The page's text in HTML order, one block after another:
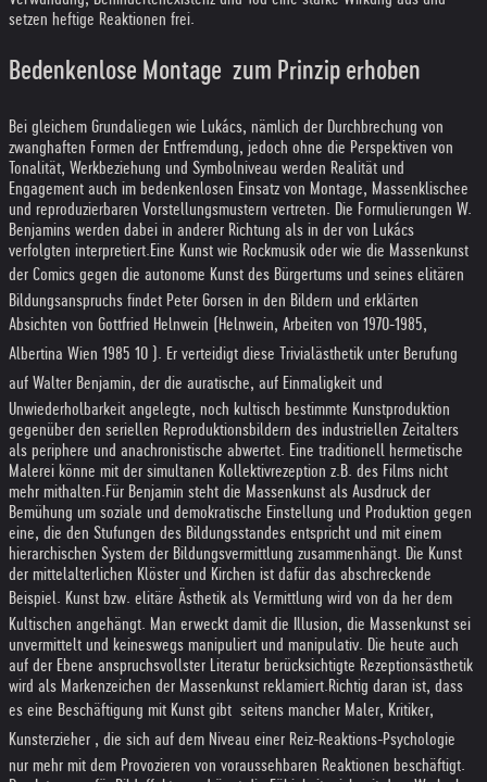
setzen heftige Reaktionen frei.
Bedenkenlose Montage  zum Prinzip erhoben
Bei gleichem Grundaliegen wie Lukács, nämlich der Durchbrechung von
zwanghaften Formen der Entfremdung, jedoch ohne die Perspektiven von
Tonalität, Werkbeziehung und Symbolniveau werden Realität und
Engagement auch im bedenkenlosen Einsatz von Montage, Massenklischee
und reproduzierbaren Vorstellungsmustern vertreten. Die Formulierungen W.
Benjamins werden dabei in anderer Richtung als in der von Lukács
verfolgten interpretiert.Eine Kunst wie Rockmusik oder wie die Massenkunst
der Comics gegen die autonome Kunst des Bürgertums und seines elitären
Bildungsanspruchs findet Peter Gorsen in den Bildern und erklärten
Absichten von Gottfried Helnwein (Helnwein, Arbeiten von 1970-1985,
Albertina Wien 1985 10 ). Er verteidigt diese Trivialästhetik unter Berufung
auf Walter Benjamin, der die auratische, auf Einmaligkeit und
Unwiederholbarkeit angelegte, noch kultisch bestimmte Kunstproduktion
gegenüber den seriellen Reproduktionsbildern des industriellen Zeitalters
als periphere und anachronistische abwertet. Eine traditionell hermetische
Malerei könne mit der simultanen Kollektivrezeption z.B. des Films nicht
mehr mithalten.Für Benjamin steht die Massenkunst als Ausdruck der
Bemühung um soziale und demokratische Einstellung und Produktion gegen
eine, die den Stufungen des Bildungsstandes entspricht und mit einem
hierarchischen System der Bildungsvermittlung zusammenhängt. Die Kunst
der mittelalterlichen Klöster und Kirchen ist dafür das abschreckende
Beispiel. Kunst bzw. elitäre Ästhetik als Vermittlung wird von da her dem
Kultischen angehängt. Man erweckt damit die Illusion, die Massenkunst sei
unvermittelt und keineswegs manipuliert und manipulativ. Die heute auch
auf der Ebene anspruchsvollster Literatur berücksichtigte Rezeptionsästhetik
wird als Markenzeichen der Massenkunst reklamiert.Richtig daran ist, dass
es eine Beschäftigung mit Kunst gibt  seitens mancher Maler, Kritiker,
Kunsterzieher , die sich auf dem Niveau einer Reiz-Reaktions-Psychologie
nur mehr mit dem Provozieren von voraussehbaren Reaktionen beschäftigt.